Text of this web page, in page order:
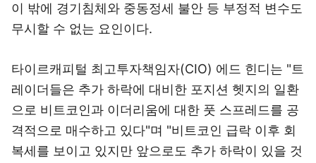
이 밖에 경기침체와 중동정세 불안 등 부정적 변수도
무시할 수 없는 요인이다.
타이르캐피털 최고투자책임자(CIO) 에드 힌디는 "트
레이더들은 추가 하락에 대비한 포지션 헷지의 일환
으로 비트코인과 이더리움에 대한 풋 스프레드를 공
격적으로 매수하고 있다"며 "비트코인 급락 이후 회
복세를 보이고 있지만 앞으로도 추가 하락이 있을 것